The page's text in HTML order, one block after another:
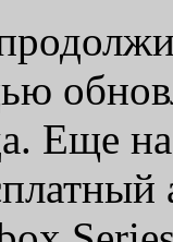
Еще